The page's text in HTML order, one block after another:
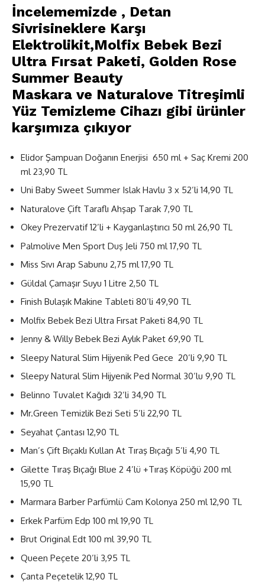
İncelememizde , Detan
Sivrisineklere Karşı
Elektrolikit,Molfix Bebek Bezi
Ultra Fırsat Paketi, Golden Rose
Summer Beauty
Maskara ve Naturalove Titreşimli
Yüz Temizleme Cihazı gibi ürünler
karşımıza çıkıyor
Elidor Şampuan Doğanın Enerjisi 650 ml + Saç Kremi 200
ml 23,90 TL
Uni Baby Sweet Summer Islak Havlu 3 x 52’li 14,90 TL
Naturalove Çift Taraflı Ahşap Tarak 7,90 TL
Okey Prezervatif 12’li + Kayganlaştırıcı 50 ml 26,90 TL
Palmolive Men Sport Duş Jeli 750 ml 17,90 TL
Miss Sıvı Arap Sabunu 2,75 ml 17,90 TL
Güldal Çamaşır Suyu 1 Litre 2,50 TL
Finish Bulaşık Makine Tableti 80’li 49,90 TL
Molfix Bebek Bezi Ultra Fırsat Paketi 84,90 TL
Jenny & Willy Bebek Bezi Aylık Paket 69,90 TL
Sleepy Natural Slim Hijyenik Ped Gece 20’li 9,90 TL
Sleepy Natural Slim Hijyenik Ped Normal 30’lu 9,90 TL
Belinno Tuvalet Kağıdı 32’li 34,90 TL
Mr.Green Temizlik Bezi Seti 5’li 22,90 TL
Seyahat Çantası 12,90 TL
Man’s Çift Bıçaklı Kullan At Tıraş Bıçağı 5’li 4,90 TL
Gilette Tıraş Bıçağı Blue 2 4’lü +Tıraş Köpüğü 200 ml
15,90 TL
Marmara Barber Parfümlü Cam Kolonya 250 ml 12,90 TL
Erkek Parfüm Edp 100 ml 19,90 TL
Brut Original Edt 100 ml 39,90 TL
Queen Peçete 20’li 3,95 TL
Çanta Peçetelik 12,90 TL